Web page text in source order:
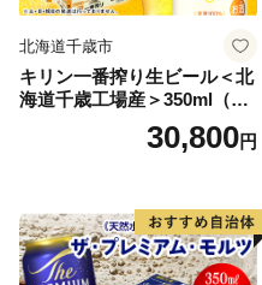
北海道千歳市
キリン一番搾り生ビール＜北
海道千歳工場産＞350ml（24
30,800円